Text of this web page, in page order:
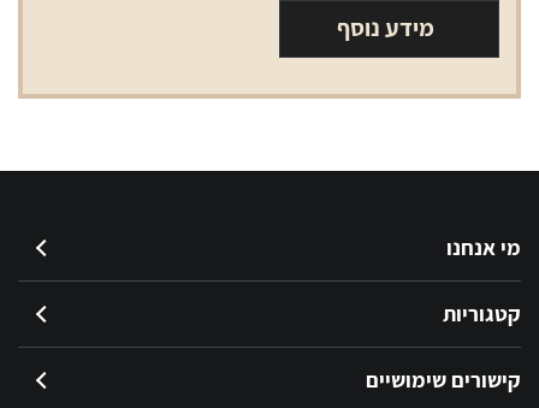
מידע נוסף
מי אנחנו
קטגוריות
קישורים שימושיים